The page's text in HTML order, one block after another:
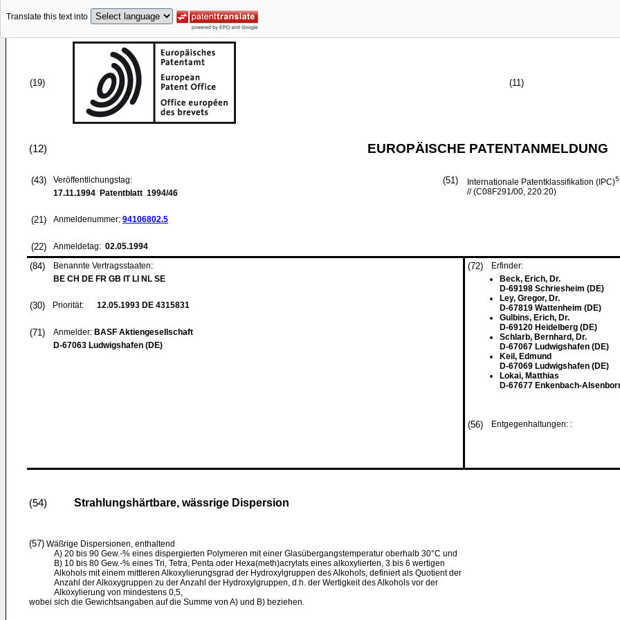
Translate this text into
(19) (11)
(12) EUROPÄISCHE PATENTANMELDUNG
(43)
Veröffentlichungstag:
17.11.1994 Patentblatt 1994/46
(21) Anmeldenummer: 94106802.5
(22) Anmeldetag: 02.05.1994
(51) Internationale Patentklassifikation (IPC)5
// (C08F291/00, 220:20)
(84)
Benannte Vertragsstaaten:
BE CH DE FR GB IT LI NL SE
(30) Priorität: 12.05.1993 DE 4315831
(71) Anmelder: BASF Aktiengesellschaft
D-67063 Ludwigshafen (DE)
(72)
Erfinder:
Beck, Erich, Dr.
D-69198 Schriesheim (DE)
Ley, Gregor, Dr.
D-67819 Wattenheim (DE)
Gulbins, Erich, Dr.
D-69120 Heidelberg (DE)
Schlarb, Bernhard, Dr.
D-67067 Ludwigshafen (DE)
Keil, Edmund
D-67069 Ludwigshafen (DE)
Lokai, Matthias
D-67677 Enkenbach-
(56) Entgegenhaltungen: :
(54) Strahlungshärtbare, wässrige Dispersion
(57) Wäßrige Dispersionen, enthaltend
A) 20 bis 90 Gew.-% eines dispergierten Polymeren mit einer Glasübergangstemperatur oberhalb 30°C und
B) 10 bis 80 Gew.-% eines Tri, Tetra, Penta oder Hexa(meth)acrylats eines alkoxylierten, 3 bis 6 wertigen
Alkohols mit einem mittleren Alkoxylierungsgrad der Hydroxylgruppen des Alkohols, definiert als Quotient der
Anzahl der Alkoxygruppen zu der Anzahl der Hydroxylgruppen, d.h. der Wertigkeit des Alkohols vor der
Alkoxylierung von mindestens 0,5,
wobei sich die Gewichtsangaben auf die Summe von A) und B) beziehen.